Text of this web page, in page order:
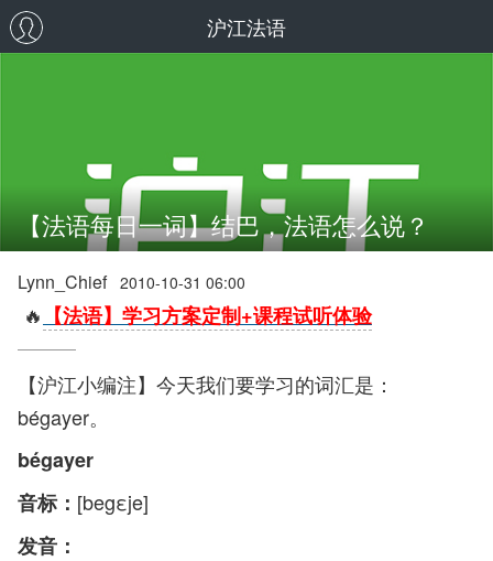
沪江法语
【法语每日一词】结巴，法语怎么说？
Lynn_Chief 2010-10-31 06:00
🔥 【法语】学习方案定制+课程试听体验
【沪江小编注】今天我们要学习的词汇是：
bégayer。
bégayer
音标： [begεje]
发音：